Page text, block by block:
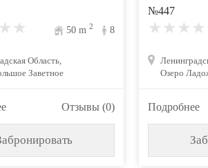
50 m2 8
Область,
Заветное
Отзывы (0)
№447
Озеро
Подробнее